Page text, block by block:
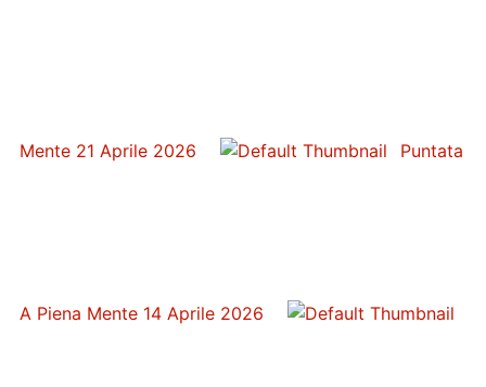
Mente 21 Aprile 2026 Puntata
A Piena Mente 14 Aprile 2026